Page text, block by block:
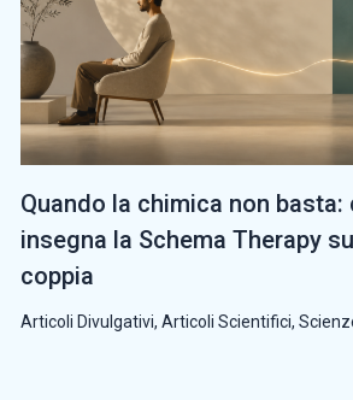
Quando la chimica non basta:
insegna la Schema Therapy
coppia
Articoli Divulgativi, Articoli Scientifici,